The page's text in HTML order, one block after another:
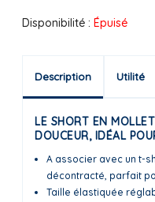
Disponibilité : Épuisé
Description Utilité
LE SHORT EN
DOUCEUR, IDÉAL
A associer avec un t-
décontracté, parfait
Taille élastiquée